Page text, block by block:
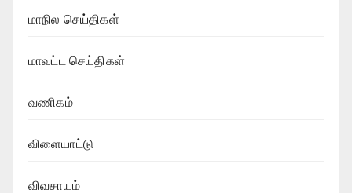
மாநில செய்திகள்
மாவட்ட செய்திகள்
வணிகம்
விளையாட்டு
விவசாயம்